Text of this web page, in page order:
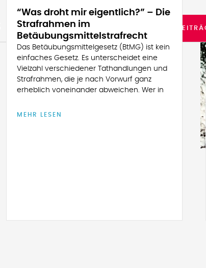
ALLE
“Was droht mir eigentlich?” – Die
Strafrahmen im
Betäubungsmittelstrafrecht
Das Betäubungsmittelgesetz (BtMG) ist kein
einfaches Gesetz. Es unterscheidet eine
Vielzahl verschiedener Tathandlungen und
Strafrahmen, die je nach Vorwurf ganz
erheblich voneinander abweichen. Wer in
MEHR LESEN